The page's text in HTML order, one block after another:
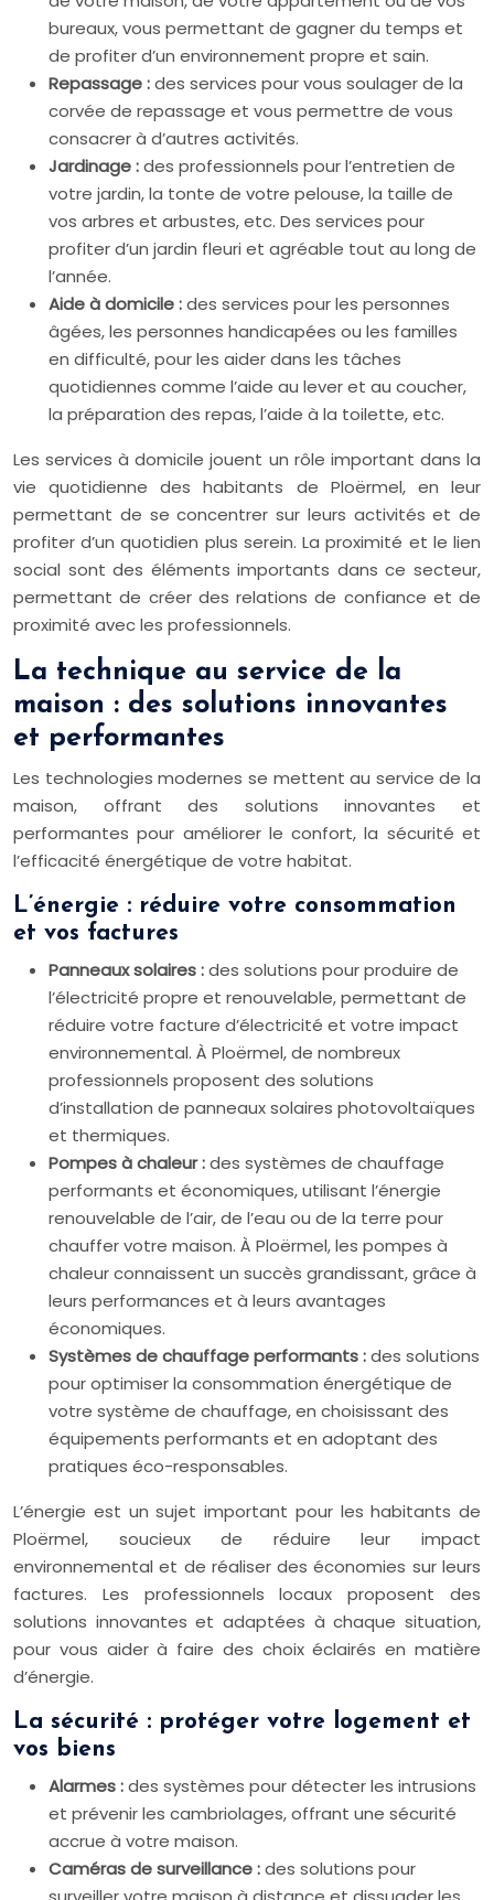
bureaux, vous permettant de gagner du temps et
de profiter d’un environnement propre et sain.
Repassage :des services pour vous soulager de la
corvée de repassage et vous permettre de vous
consacrer à d’autres activités.
Jardinage :des professionnels pour l’entretien de
votre jardin, la tonte de votre pelouse, la taille de
vos arbres et arbustes, etc. Des services pour
profiter d’un jardin fleuri et agréable tout au long de
l’année.
Aide à domicile :des services pour les personnes
âgées, les personnes handicapées ou les familles
en difficulté, pour les aider dans les tâches
quotidiennes comme l’aide au lever et au coucher,
la préparation des repas, l’aide à la toilette, etc.
Les services à domicile jouent un rôle important dans la
vie quotidienne des habitants de Ploërmel, en leur
permettant de se concentrer sur leurs activités et de
profiter d’un quotidien plus serein. La proximité et le lien
social sont des éléments importants dans ce secteur,
permettant de créer des relations de confiance et de
proximité avec les professionnels.
La technique au service de la
maison : des solutions innovantes
et performantes
Les technologies modernes se mettent au service de la
maison, offrant des solutions innovantes et
performantes pour améliorer le confort, la sécurité et
l’efficacité énergétique de votre habitat.
L’énergie : réduire votre consommation
et vos factures
Panneaux solaires :des solutions pour produire de
l’électricité propre et renouvelable, permettant de
réduire votre facture d’électricité et votre impact
environnemental. À Ploërmel, de nombreux
professionnels proposent des solutions
d’installation de panneaux solaires photovoltaïques
et thermiques.
Pompes à chaleur :des systèmes de chauffage
performants et économiques, utilisant l’énergie
renouvelable de l’air, de l’eau ou de la terre pour
chauffer votre maison. À Ploërmel, les pompes à
chaleur connaissent un succès grandissant, grâce à
leurs performances et à leurs avantages
économiques.
Systèmes de chauffage performants :des solutions
pour optimiser la consommation énergétique de
votre système de chauffage, en choisissant des
équipements performants et en adoptant des
pratiques éco-responsables.
L’énergie est un sujet important pour les habitants de
Ploërmel, soucieux de réduire leur impact
environnemental et de réaliser des économies sur leurs
factures. Les professionnels locaux proposent des
solutions innovantes et adaptées à chaque situation,
pour vous aider à faire des choix éclairés en matière
d’énergie.
La sécurité : protéger votre logement et
vos biens
Alarmes :des systèmes pour détecter les intrusions
et prévenir les cambriolages, offrant une sécurité
accrue à votre maison.
Caméras de surveillance :des solutions pour